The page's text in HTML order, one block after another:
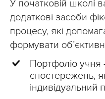
У початковій школі
додаткові засоби
процесу, які
формувати
Портфоліо учня
спостережень,
індивідуальний